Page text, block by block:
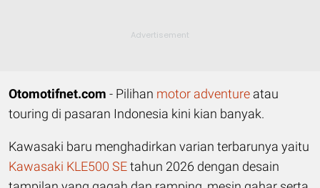
Otomotifnet.com - Pilihan motor adventure atau
touring di pasaran Indonesia kini kian banyak.
Kawasaki baru menghadirkan varian terbarunya yaitu
Kawasaki KLE500 SEtahun 2026 dengan desain